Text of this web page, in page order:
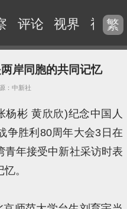
评论 视界 视频
繁
岸同胞的共同记忆
：中新社
杨彬 黄欣欣)纪念中国人
争胜利80周年大会3日在
青年接受中新社采访时表
。